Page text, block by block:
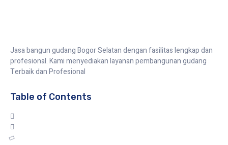
Jasa bangun gudang Bogor Selatan dengan fasilitas lengkap dan
profesional. Kami menyediakan layanan pembangunan gudang
Terbaik dan Profesional
Table of Contents